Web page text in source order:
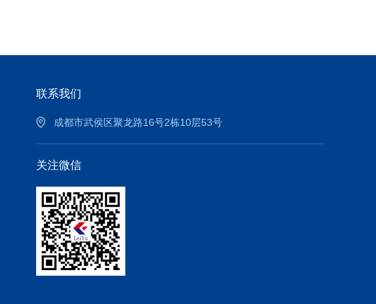
联系我们
成都市武侯区聚龙路16号2栋10层53号
关注微信